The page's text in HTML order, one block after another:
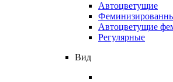
Автоцветущие
Автоцветущие
Регулярные
Вид